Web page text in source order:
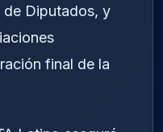
de Diputados, y
final de la